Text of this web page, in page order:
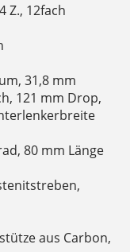
Z., 12fach
31,8 mm
121 mm Drop,
80 mm Länge
aus Carbon,